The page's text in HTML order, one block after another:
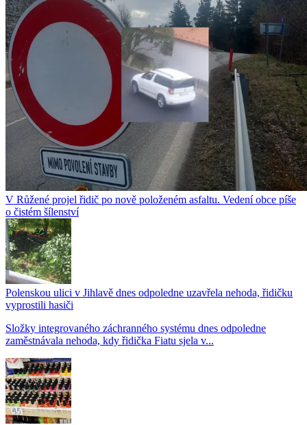
V Růžené projel řidič po nově položeném asfaltu. Vedení obce píše
o čistém šílenství
Polenskou ulici v Jihlavě dnes odpoledne uzavřela nehoda, řidičku
vyprostili hasiči
Složky integrovaného záchranného systému dnes odpoledne
zaměstnávala nehoda, kdy řidička Fiatu sjela v...